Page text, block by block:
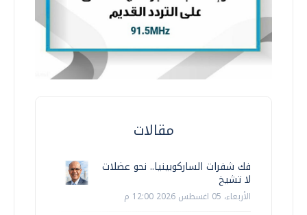
مقالات
فك شفرات الساركوبينيا.. نحو عضلات
لا تشيخ
الأربعاء، 05 اغسطس 2026 12:00 م